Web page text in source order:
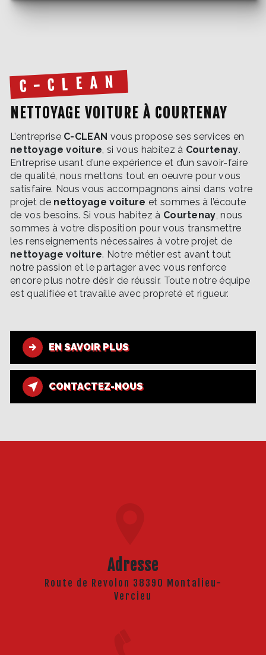
C-CLEAN
NETTOYAGE VOITURE À COURTENAY
L’entreprise C-CLEAN vous propose ses services en
nettoyage voiture, si vous habitez à Courtenay.
Entreprise usant d’une expérience et d’un savoir-faire
de qualité, nous mettons tout en oeuvre pour vous
satisfaire. Nous vous accompagnons ainsi dans votre
projet de nettoyage voiture et sommes à l’écoute
de vos besoins. Si vous habitez à Courtenay, nous
sommes à votre disposition pour vous transmettre
les renseignements nécessaires à votre projet de
nettoyage voiture. Notre métier est avant tout
notre passion et le partager avec vous renforce
encore plus notre désir de réussir. Toute notre équipe
est qualifiée et travaille avec propreté et rigueur.
EN SAVOIR PLUS
CONTACTEZ-NOUS
Adresse
Route de Revolon 38390 Montalieu-
Vercieu